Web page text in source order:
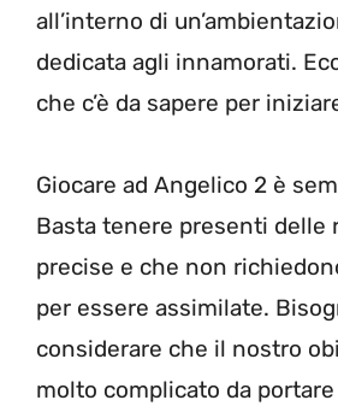
all’interno di
dedicata agli innamorati.
che c’è da sapere per
Giocare ad Angelico 2 è
Basta tenere presenti delle
precise e che non
per essere assimilate.
considerare che il nostro
molto complicato da